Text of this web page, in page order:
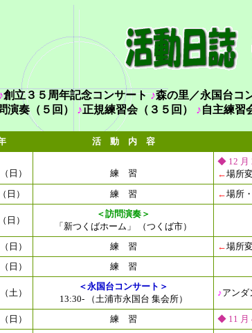
創立３５周年記念コンサート♪森の里／永国台コ
演奏（５回） ♪正規練習会（３５回） ♪自
活 動 内 容
日） 練 習
◆ 12 月
←場所
日）
練 習 ←場所
日）
＜訪問演奏＞
「新つくばホーム」 （つくば市）
日）
練 習 ←場所
日）
練 習
土）
＜永国台コンサート＞
13:30- （土浦市永国台 集会所）
♪アンダ
日） 練 習 ◆ 11 月